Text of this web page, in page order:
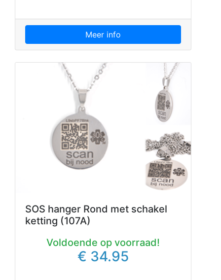
Meer info
SOS hanger Rond met schakel
ketting (107A)
Voldoende op voorraad!
€ 34.95